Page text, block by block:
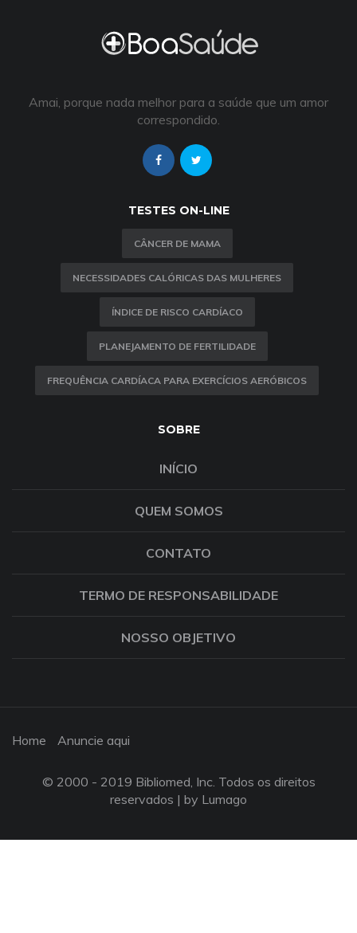
Amai, porque nada melhor para a saúde que um amor
correspondido.
TESTES ON-LINE
CÂNCER DE MAMA
NECESSIDADES CALÓRICAS DAS MULHERES
ÍNDICE DE RISCO CARDÍACO
PLANEJAMENTO DE FERTILIDADE
FREQUÊNCIA CARDÍACA PARA EXERCÍCIOS AERÓBICOS
SOBRE
INÍCIO
QUEM SOMOS
CONTATO
TERMO DE RESPONSABILIDADE
NOSSO OBJETIVO
Home Anuncie aqui
© 2000 - 2019 Bibliomed, Inc. Todos os direitos
reservados | by Lumago